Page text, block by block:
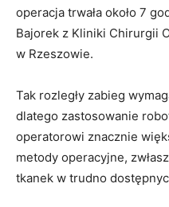
operacja trwała około 7
Bajorek z Kliniki Chirurgii
w Rzeszowie.
Tak rozległy zabieg
dlatego zastosowanie
operatorowi znacznie
metody operacyjne,
tkanek w trudno